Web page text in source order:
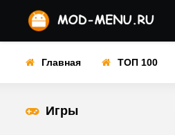
Главная ТОП 100
Игры